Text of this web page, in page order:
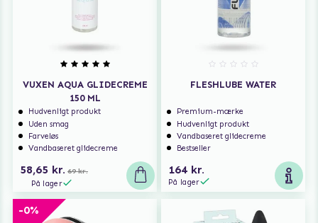
VUXEN AQUA GLIDECREME
150 ML
Hudvenligt produkt
Uden smag
Farveløs
Vandbaseret glidecreme
58,65 kr. 69 kr.
På lager
FLESHLUBE WATER
Premium-mærke
Hudvenligt produkt
Vandbaseret glidecreme
Bestseller
164 kr.
På lager
-0%